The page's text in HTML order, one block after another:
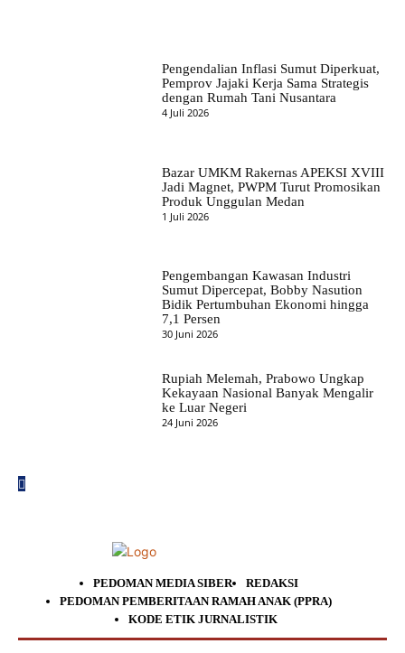
Pengendalian Inflasi Sumut Diperkuat,
Pemprov Jajaki Kerja Sama Strategis
dengan Rumah Tani Nusantara
4 Juli 2026
Bazar UMKM Rakernas APEKSI XVIII
Jadi Magnet, PWPM Turut Promosikan
Produk Unggulan Medan
1 Juli 2026
Pengembangan Kawasan Industri
Sumut Dipercepat, Bobby Nasution
Bidik Pertumbuhan Ekonomi hingga
7,1 Persen
30 Juni 2026
Rupiah Melemah, Prabowo Ungkap
Kekayaan Nasional Banyak Mengalir
ke Luar Negeri
24 Juni 2026
PEDOMAN MEDIA SIBER
REDAKSI
PEDOMAN PEMBERITAAN RAMAH ANAK (PPRA)
KODE ETIK JURNALISTIK